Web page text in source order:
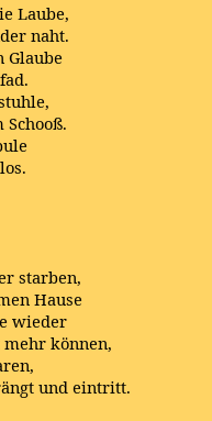
Laube,
naht.
Glaube
starben,
Hause
wieder
können,
und eintritt.